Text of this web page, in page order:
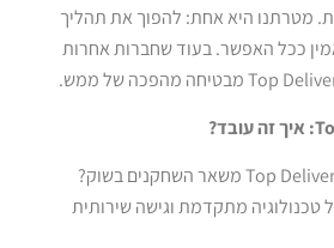
מטרתנו היא אחת: להפוך את תהליך
ככל האפשר. בעוד שחברות אחרות
איך זה עובד?
אז מה בעצם מבדיל את Top Delivery משאר השחקנים בשוק?
מתקדמת וגישה שירותית